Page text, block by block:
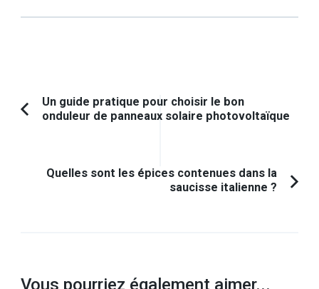
Navigation
d'article
Article
Un guide pratique pour choisir le bon
onduleur de panneaux solaire photovoltaïque
Quelles sont les épices contenues dans la
saucisse italienne ?
Vous pourriez également aimer...